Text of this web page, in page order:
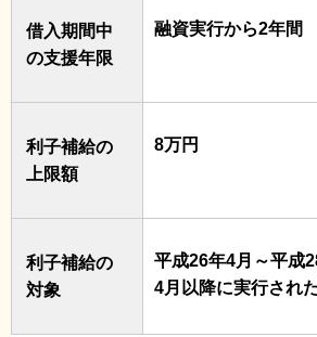
借入期間中
の支援年限
融資実行から2年間
利子補給の
上限額
8万円
利子補給の
対象
平成26年4月～平成
4月以降に実行され